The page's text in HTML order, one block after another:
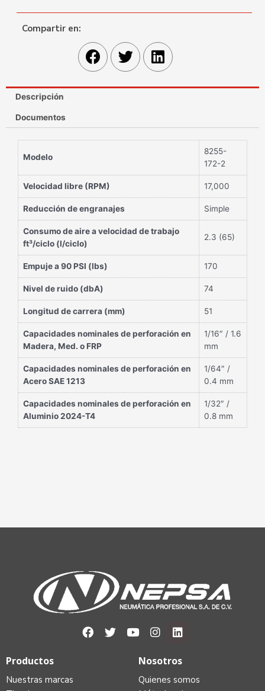
Compartir en:
Descripción
Documentos
Modelo
8255-
172-2
Velocidad libre (RPM) 17,000
Reducción de engranajes Simple
Consumo de aire a velocidad de trabajo
ft³/ciclo (l/ciclo)
2.3 (65)
Empuje a 90 PSI (lbs) 170
Nivel de ruido (dbA) 74
Longitud de carrera (mm) 51
Capacidades nominales de perforación en
Madera, Med. o FRP
1/16″ / 1.6
mm
Capacidades nominales de perforación en
Acero SAE 1213
1/64″ /
0.4 mm
Capacidades nominales de perforación en
Aluminio 2024-T4
1/32″ /
0.8 mm
Nosotros
Quienes somos
Productos
Nuestras marcas